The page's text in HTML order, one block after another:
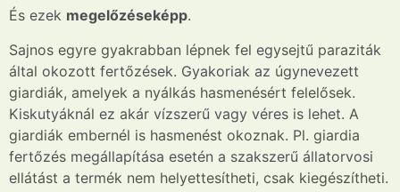
És ezek megelőzéseképp.
Sajnos egyre gyakrabban lépnek fel egysejtű paraziták
által okozott fertőzések. Gyakoriak az úgynevezett
giardiák, amelyek a nyálkás hasmenésért felelősek.
Kiskutyáknál ez akár vízszerű vagy véres is lehet. A
giardiák embernél is hasmenést okoznak. Pl. giardia
fertőzés megállapítása esetén a szakszerű állatorvosi
ellátást a termék nem helyettesítheti, csak kiegészítheti.